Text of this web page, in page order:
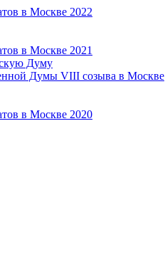
в Москве 2022
в Москве 2021
Думу
Думы VIII созыва в Москве
в Москве 2020